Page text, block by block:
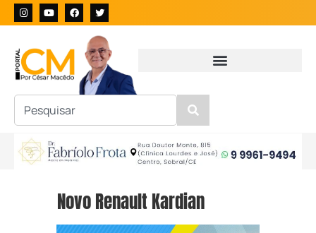
Novo Renault Kardian